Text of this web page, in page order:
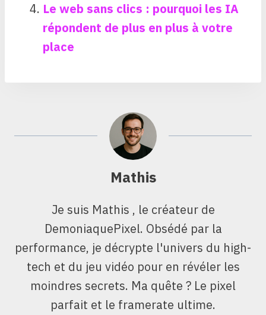
Le web sans clics : pourquoi les IA
répondent de plus en plus à votre
place
Mathis
Je suis Mathis , le créateur de
DemoniaquePixel. Obsédé par la
performance, je décrypte l'univers du high-
tech et du jeu vidéo pour en révéler les
moindres secrets. Ma quête ? Le pixel
parfait et le framerate ultime.